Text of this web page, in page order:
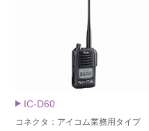
IC-D60
コネクタ：アイコム業務用タイプ